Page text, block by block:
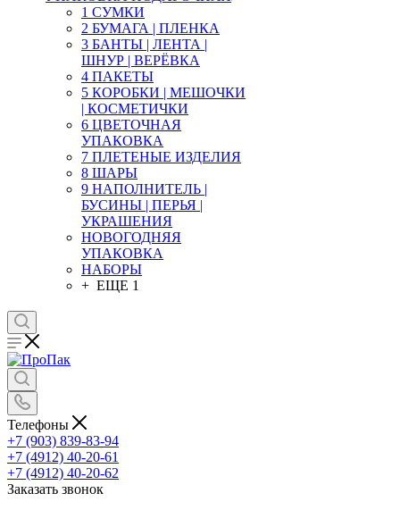
1 СУМКИ
2 БУМАГА | ПЛЕНКА
3 БАНТЫ | ЛЕНТА |
ШНУР | ВЕРЁВКА
4 ПАКЕТЫ
5 КОРОБКИ | МЕШОЧКИ
| КОСМЕТИЧКИ
6 ЦВЕТОЧНАЯ
УПАКОВКА
7 ПЛЕТЕНЫЕ ИЗДЕЛИЯ
8 ШАРЫ
9 НАПОЛНИТЕЛЬ |
БУСИНЫ | ПЕРЬЯ |
УКРАШЕНИЯ
НОВОГОДНЯЯ
УПАКОВКА
НАБОРЫ
+ ЕЩЕ 1
Телефоны
+7 (903) 839-83-94
+7 (4912) 40-20-61
+7 (4912) 40-20-62
Заказать звонок